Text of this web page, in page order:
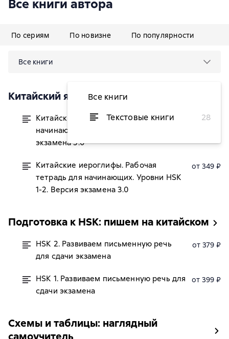
Все книги автора
По сериям По новизне По популярности
Все книги
Все книги
Текстовые книги
28
Китайский язык. Подготовка к HSK
Китайский язык. Грамматика для
начинающих. Уровни HSK 1-2. Версия
экзамена 3.0
от 349 ₽
Китайские иероглифы. Рабочая
тетрадь для начинающих. Уровни HSK
1-2. Версия экзамена 3.0
от 349 ₽
Подготовка к HSK: пишем на китайском
HSK 2. Развиваем письменную речь
для сдачи экзамена
от 379 ₽
HSK 1. Развиваем письменную речь для
сдачи экзамена
от 399 ₽
Схемы и таблицы: наглядный